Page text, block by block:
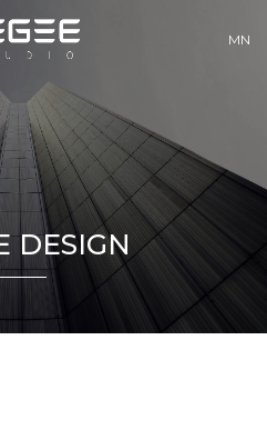
MN
DESIGN